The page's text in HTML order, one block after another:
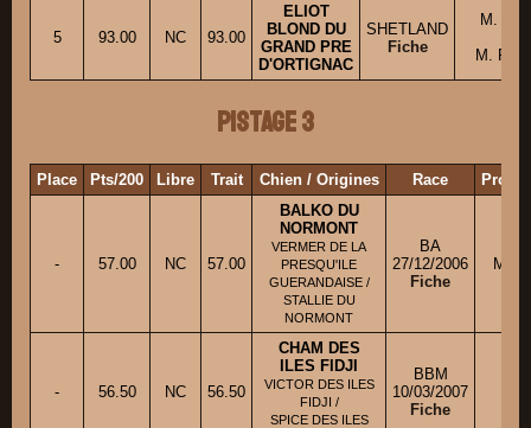
5 93.00 NC 93.00
ELIOT
BLOND DU
GRAND PRE
D'ORTIGNAC
SHETLAND
Fiche
M.
M.
Pistage 3
Place Pts/200 Libre Trait Chien / Origines Race
- 57.00 NC 57.00
BALKO DU
NORMONT
VERMER DE LA
PRESQU'ILE
GUERANDAISE /
STALLIE DU
NORMONT
BA
27/12/2006
Fiche
M.
- 56.50 NC 56.50
CHAM DES
ILES FIDJI
VICTOR DES ILES
FIDJI /
SPICE DES ILES
BBM
10/03/2007
Fiche